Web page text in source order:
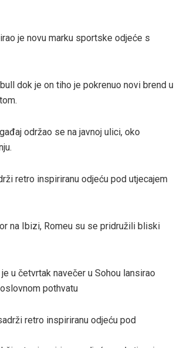
je novu marku sportske odjeće s
dok je on tiho je pokrenuo novi brend u
održao se na javnoj ulici, oko
retro inspiriranu odjeću pod utjecajem
na Ibizi, Romeu su se pridružili bliski
u četvrtak navečer u Sohou lansirao
pothvatu